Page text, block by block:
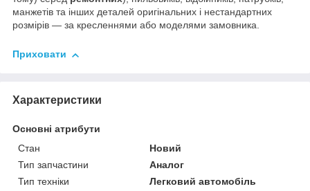
манжетів та інших деталей оригінальних і нестандартних
розмірів — за кресленнями або моделями замовника.
Приховати
Характеристики
Основні атрибути
Стан
Новий
Тип запчастини
Аналог
Тип техніки
Легковий автомобіль